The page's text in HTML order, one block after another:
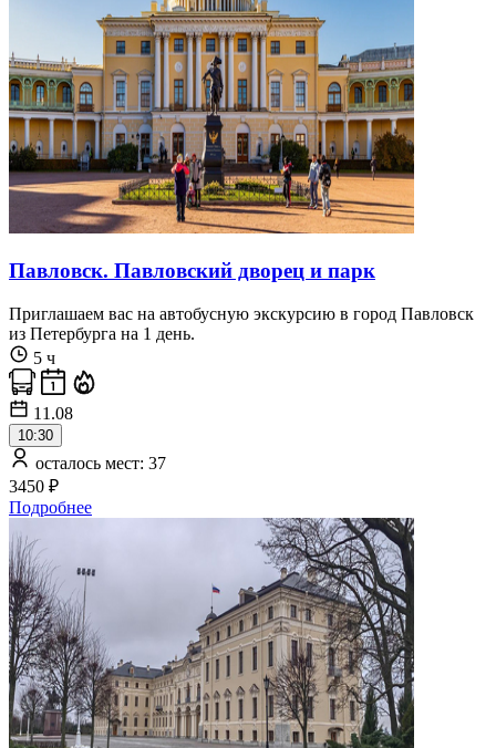
Павловск. Павловский дворец и парк
Приглашаем вас на автобусную экскурсию в город Павловск
из Петербурга на 1 день.
5 ч
11.08
10:30
осталось мест: 37
3450 ₽
Подробнее